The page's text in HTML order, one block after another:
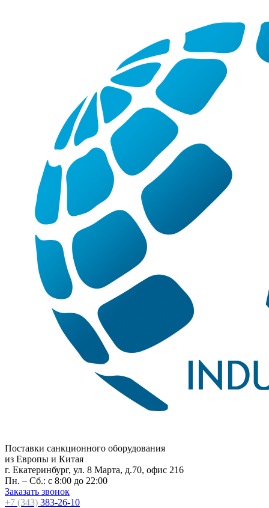
Поставки санкционного оборудования
из Европы и Китая
г. Екатеринбург, ул. 8 Марта, д.70, офис 216
Пн. – Сб.: с 8:00 до 22:00
Заказать звонок
+7 (343) 383-26-10